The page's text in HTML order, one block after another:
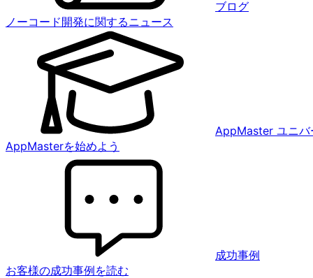
ブログ
ノーコード開発に関するニュース
AppMaster ユニバ
AppMasterを始めよう
成功事例
お客様の成功事例を読む